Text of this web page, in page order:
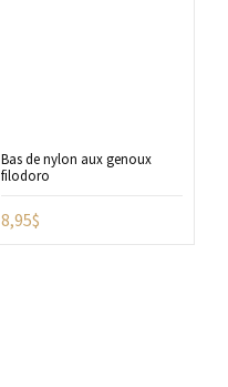
Bas de nylon aux genoux
filodoro
8,95$